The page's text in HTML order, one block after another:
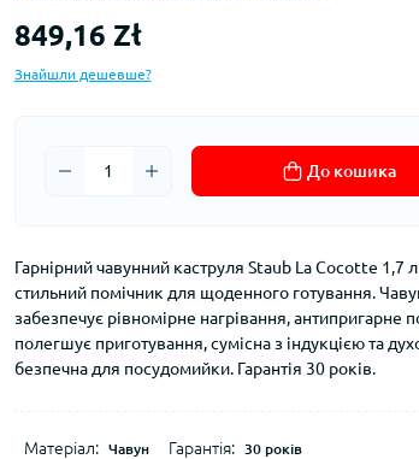
849,16 Zł
Знайшли дешевше?
До кошика
Гарнірний чавунний каструля Staub La Cocotte 1,7
стильний помічник для щоденного готування.
забезпечує рівномірне нагрівання, антипригарне
полегшує приготування, сумісна з індукцією та
безпечна для посудомийки. Гарантія 30 років.
Матеріал: Чавун Гарантія: 30 років